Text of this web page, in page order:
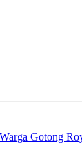
Gotong